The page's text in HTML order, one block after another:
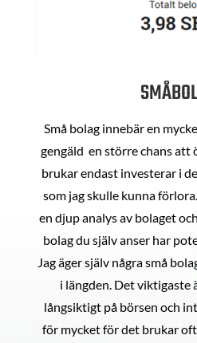
Små bolag innebär en
gengäld en större chans att
brukar endast investerar i
som jag skulle kunna
en djup analys av bolaget
bolag du själv anser har
Jag äger själv några små
i längden. Det viktigaste
långsiktigt på börsen och
för mycket för det brukar